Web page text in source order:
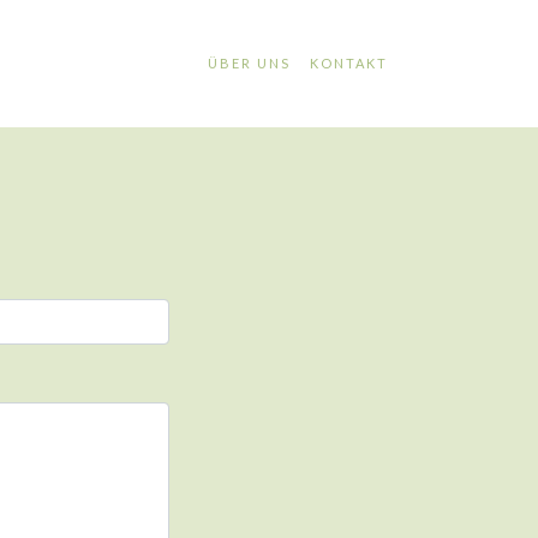
ÜBER UNS KONTAKT